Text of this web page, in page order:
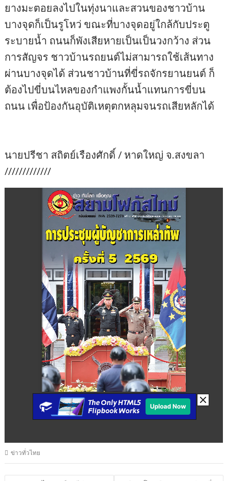
ยางมะตอยลงไปในทุ่งนาและสวนของชาวบ้าน
บางจุดก็เป็นรูโหว่ ขณะที่บางจุดอยู่ใกล้กับประตู
ระบายน้ำ ถนนก็พังเสียหายเป็นเป็นวงกว้าง ส่วน
การสัญจร ชาวบ้านรถยนต์ไม่สามารถใช้เส้นทาง
ผ่านบางจุดได้ ส่วนชาวบ้านที่ขี่รถจักรยานยนต์ ก็
ต้องไปขี่บนไหลของกำแพงกั้นน้ำแทนการขี่บน
ถนน เพื่อป้องกันอุบัติเหตุตกหลุมจนรถเสียหลักได้
นายปรีชา สถิตย์เรืองศักดิ์ / หาดใหญ่ จ.สงขลา
/////////////
ข่าวทั่วไทย